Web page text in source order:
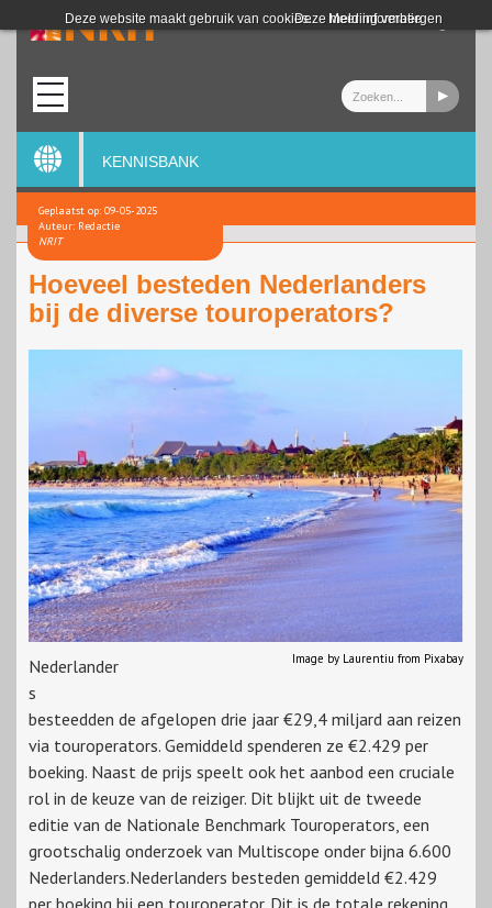
Deze website maakt gebruik van cookies. Meer informatie
Deze melding verbergen
Login
KENNISBANK
Geplaatst op: 09-05-2025
Auteur: Redactie
NRIT
Hoeveel besteden Nederlanders
bij de diverse touroperators?
Image by Laurentiu from Pixabay
Nederlander
s
besteedden de afgelopen drie jaar €29,4 miljard aan reizen
via touroperators. Gemiddeld spenderen ze €2.429 per
boeking. Naast de prijs speelt ook het aanbod een cruciale
rol in de keuze van de reiziger. Dit blijkt uit de tweede
editie van de Nationale Benchmark Touroperators, een
grootschalig onderzoek van Multiscope onder bijna 6.600
Nederlanders.Nederlanders besteden gemiddeld €2.429